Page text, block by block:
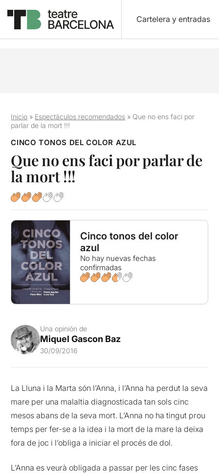
Cartelera y entradas
Inicio » Espectáculos recomendados » Que no ens faci por
parlar de la mort !!!
CINCO TONOS DEL COLOR AZUL
Que no ens faci por parlar de
la mort !!!
Cinco tonos del color
azul
No hay nuevas fechas
confirmadas
Una opinión de
Miquel Gascon Baz
30/09/2016
La Lluna i la Marta són l’Anna, i l’Anna ha perdut la seva
mare per una malaltia diagnosticada tan sols cinc
mesos abans de la seva mort. L’Anna no ha tingut prou
temps per fer-se a la idea i la mort de la mare la deixa
fora de joc i l’obliga a iniciar el procés de dol.
L’Anna es veurà obligada a passar per les cinc fases